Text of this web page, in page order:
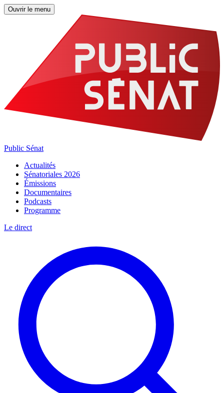
Ouvrir le menu
Public Sénat
Actualités
Sénatoriales 2026
Émissions
Documentaires
Podcasts
Programme
Le direct